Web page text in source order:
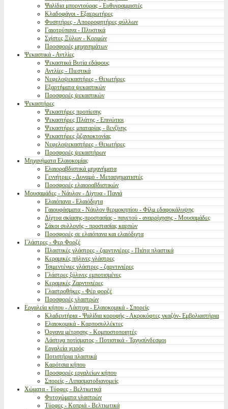
Ψαλίδια μπορντούρας - Ευθυγραμμιστές
Κλαδοφάγοι - Εξαερωτήρες
Φυσητήρες - Απορροφητήρες φύλλων
Γαιοτρύπανα - Πλυστικά
Σχίστες Ξύλων - Κορμών
Προσφορές μηχανημάτων
Ψεκαστικά - Αντλίες
Ψεκαστικά Βυτία εδάφους
Αντλίες - Πιεστικά
Νεφελοψεκαστήρες - Θειωτήρες
Εξαρτήματα ψεκαστικών
Προσφορές ψεκαστικών
Ψεκαστήρες
Ψεκαστήρες προπίεσης
Ψεκαστήρες Πλάτης - Επινώτιοι
Ψεκαστήρες μπαταρίας - βενζίνης
Ψεκαστήρες ζιζανιοκτονίας
Νεφελοψεκαστήρες - Θειωτήρες
Προσφορές ψεκαστήρων
Μηχανήματα Ελαιοκομίας
Ελαιοραβδιστικά μηχανήματα
Γεννήτριες - Δυναμό - Μετασχηματιστές
Προσφορές ελαιοραβδιστικών
Μουσαμάδες - Νάυλον - Δίχτυα - Πανιά
Ελαιόπανα - Ελαιόδιχτα
Γαιουφάσματα - Νάυλον θερμοκηπίου - Φίλμ εδαφοκάλυψης
Δίχτυα σκίασης-προστασίας - παγετού - αναρρίχησης - Μουσαμάδες
Σάκοι συλλογής - προστασίας καρπών
Προσφορές σε ελαιόπανα και ελαιόδιχτα
Γλάστρες - Φερ Φορζέ
Πλαστικές γλάστρες - ζαρντινιέρες - Πιάτα πλαστικά
Κεραμικές πήλινες γλάστρες
Τσιμεντένιες γλάστρες - ζαρντινιέρες
Γλάστρες ξύλινες εμποτισμένες
Κεραμικές Ζαρντινιέρες
Γλαστροθήκες - Φέρ φορζέ
Προσφορές γλαστρών
Εργαλεία κήπου - Λάστιχα - Ελαιοκομικά - Σπορείς
Κλαδευτήρια - Ψαλίδια κορυφής - Ακροκόφτες γκαζόν- Εμβολιαστήρια
Ελαιοκομικά - Καρποσυλλέκτες
Όργανα μέτρησης - Κομποστοποιητές
Λάστιχα ποτίσματος - Ποτιστικά - Ταχυσύνδεσμοι
Εργαλεία χειρός
Ποτιστήρια πλαστικά
Καρότσια κήπου
Προσφορές εργαλείων κήπου
Σπορείς - Λιπασματοδιανομείς
Χώματα - Τύρφες - Βελτιωτικά
Φυτοχώματα γλαστρών
Τύρφες - Κοπριά - Βελτιωτικά